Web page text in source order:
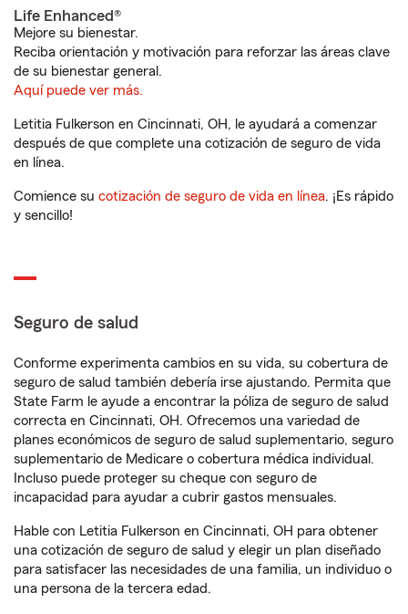
Life Enhanced®
Mejore su bienestar.
Reciba orientación y motivación para reforzar las áreas clave
de su bienestar general.
Aquí puede ver más.
Letitia Fulkerson en Cincinnati, OH, le ayudará a comenzar
después de que complete una cotización de seguro de vida
en línea.
Comience su cotización de seguro de vida en línea. ¡Es rápido
y sencillo!
Seguro de salud
Conforme experimenta cambios en su vida, su cobertura de
seguro de salud también debería irse ajustando. Permita que
State Farm le ayude a encontrar la póliza de seguro de salud
correcta en Cincinnati, OH. Ofrecemos una variedad de
planes económicos de seguro de salud suplementario, seguro
suplementario de Medicare o cobertura médica individual.
Incluso puede proteger su cheque con seguro de
incapacidad para ayudar a cubrir gastos mensuales.
Hable con Letitia Fulkerson en Cincinnati, OH para obtener
una cotización de seguro de salud y elegir un plan diseñado
para satisfacer las necesidades de una familia, un individuo o
una persona de la tercera edad.